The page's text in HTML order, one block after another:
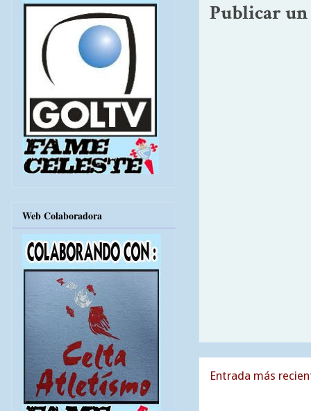
Publicar
Entrada más
Web Colaboradora